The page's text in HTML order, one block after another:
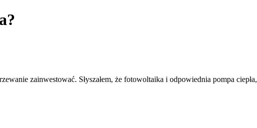
zainwestować. Słyszałem, że fotowoltaika i odpowiednia pompa